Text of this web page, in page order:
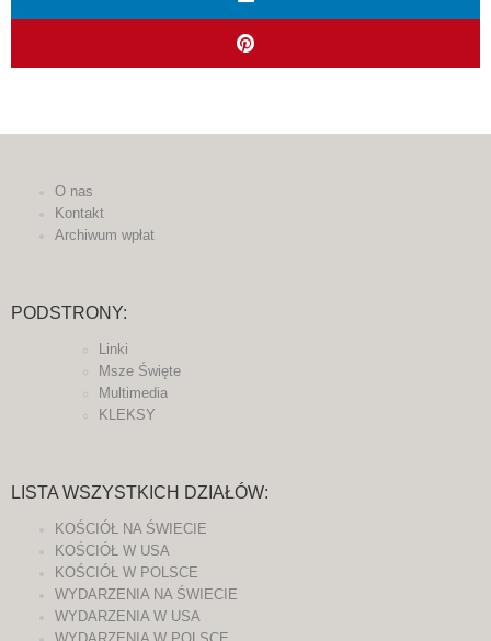
O nas
Kontakt
Archiwum wpłat
PODSTRONY:
Linki
Msze Święte
Multimedia
KLEKSY
LISTA WSZYSTKICH DZIAŁÓW:
KOŚCIÓŁ NA ŚWIECIE
KOŚCIÓŁ W USA
KOŚCIÓŁ W POLSCE
WYDARZENIA NA ŚWIECIE
WYDARZENIA W USA